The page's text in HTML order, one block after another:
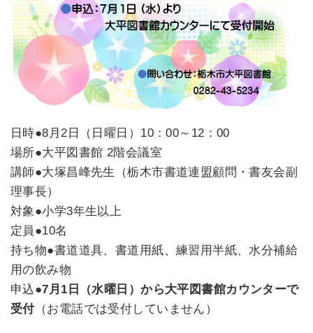
日時●8月2日（日曜日）10：00～12：00
場所●大平図書館 2階会議室
講師●大塚昌峰先生（栃木市書道連盟顧問・書友会副
理事長）
対象●小学3年生以上
定員●10名
持ち物●書道道具、書道用紙、練習用半紙、水分補給
用の飲み物
申込●7月1日（水曜日）から大平図書館カウンターで
受付（お電話では受付していません）